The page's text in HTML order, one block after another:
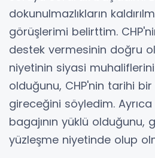
dokunulmazlıkların
görüşlerimi belirttim.
destek vermesinin doğru
niyetinin siyasi
olduğunu, CHP'nin tarihi
gireceğini söyledim.
bagajının yüklü olduğunu,
yüzleşme niyetinde olup